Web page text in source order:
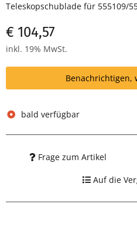
Teleskopschublade für 555109/
€ 104,57
inkl. 19% MwSt.
Benachrichtigen,
bald verfügbar
Frage zum Artikel
Auf die